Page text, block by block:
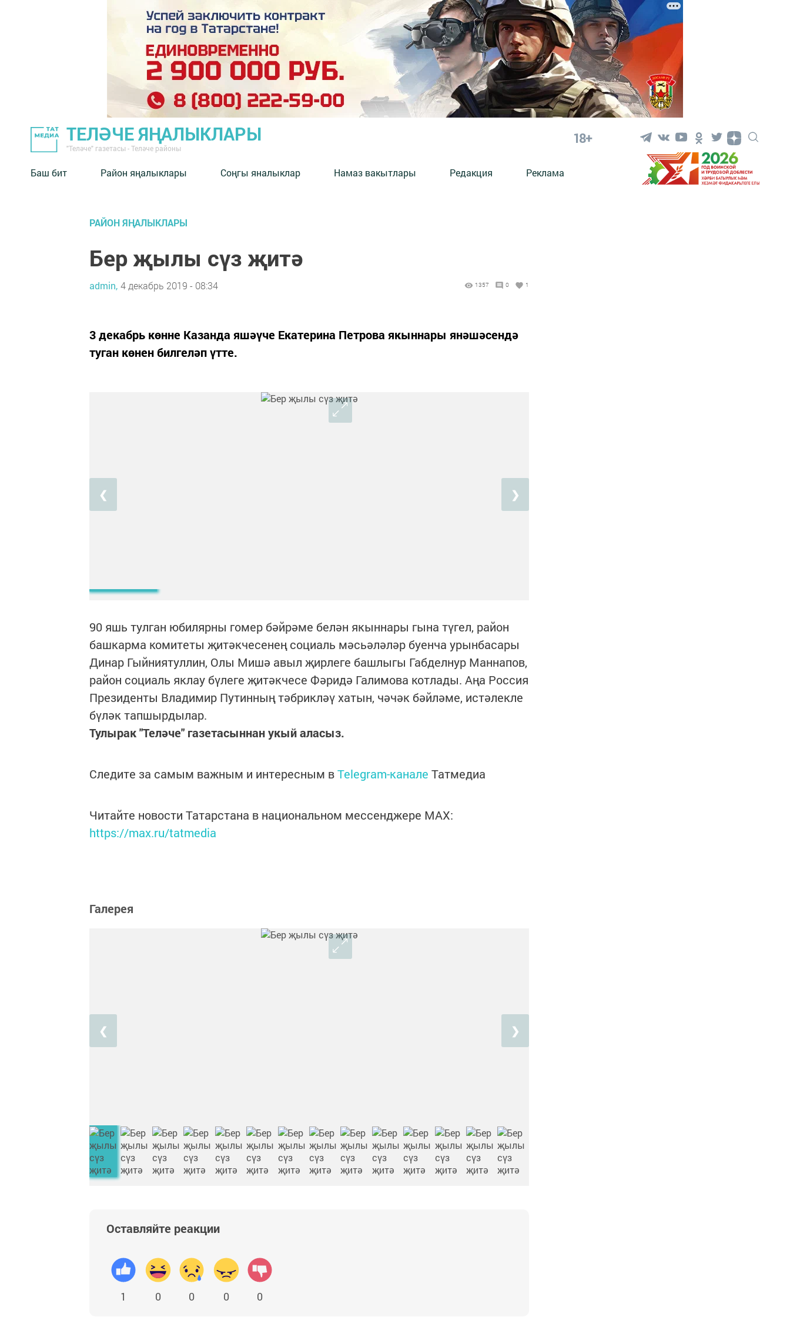
ТЕЛӘЧЕ ЯҢАЛЫКЛАРЫ
"Теләче" газетасы - Теләче районы
18+
Баш бит Район яңалыклары Соңгы яналыклар Намаз вакытлары Редакция Реклама
РАЙОН ЯҢАЛЫКЛАРЫ
Бер җылы сүз җитә
admin, 4 декабрь 2019 - 08:34 1357 0 1
3 декабрь көнне Казанда яшәүче Екатерина Петрова якыннары янәшәсендә
туган көнен билгеләп үтте.
❮ ❯
90 яшь тулган юбилярны гомер бәйрәме белән якыннары гына түгел, район
башкарма комитеты җитәкчесенең социаль мәсьәләләр буенча урынбасары
Динар Гыйниятуллин, Олы Мишә авыл җирлеге башлыгы Габделнур Маннапов,
район социаль яклау бүлеге җитәкчесе Фәридә Галимова котлады. Аңа Россия
Президенты Владимир Путинның тәбрикләү хатын, чәчәк бәйләме, истәлекле
бүләк тапшырдылар.
Тулырак "Теләче" газетасыннан укый аласыз.
Следите за самым важным и интересным вTelegram-канале Татмедиа
Читайте новости Татарстана в национальном мессенджере MАХ:
https://max.ru/tatmedia
Галерея
❮ ❯
Оставляйте реакции
1 0 0 0 0